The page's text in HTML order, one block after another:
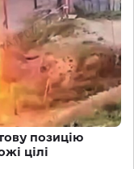
позицію
цілі